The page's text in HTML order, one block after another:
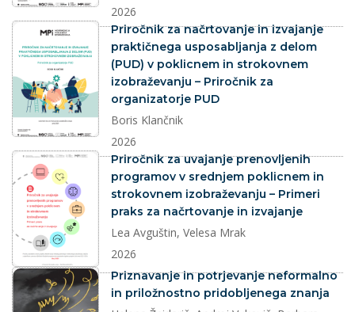
2026
dokument
Priročnik za načrtovanje in izvajanje
praktičnega usposabljanja z delom
(PUD) v poklicnem in strokovnem
izobraževanju – Priročnik za
organizatorje PUD
Boris Klančnik
2026
dokument
Priročnik za uvajanje prenovljenih
programov v srednjem poklicnem in
strokovnem izobraževanju – Primeri
praks za načrtovanje in izvajanje
Lea Avguštin, Velesa Mrak
2026
dokument
Priznavanje in potrjevanje neformalno
in priložnostno pridobljenega znanja